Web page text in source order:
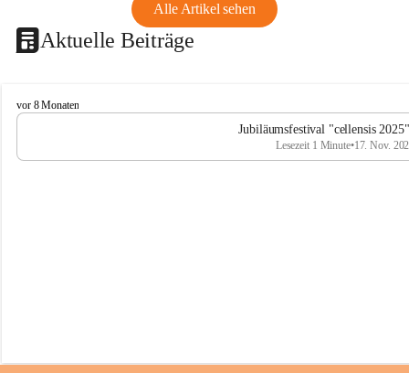
Alle Artikel sehen
Aktuelle Beiträge
C
e
l
vor 8 Monaten
Jubiläumsfestival "cellensis
Lesezeit 1 Minute•17. Nov.